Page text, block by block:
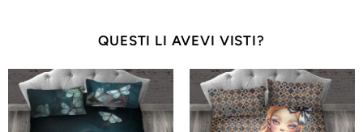
QUESTI LI AVEVI VISTI?